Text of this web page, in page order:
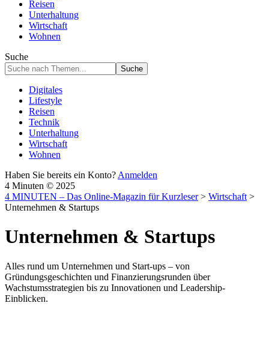
Reisen
Unterhaltung
Wirtschaft
Wohnen
Suche
Digitales
Lifestyle
Reisen
Technik
Unterhaltung
Wirtschaft
Wohnen
Haben Sie bereits ein Konto? Anmelden
4 Minuten © 2025
4 MINUTEN – Das Online-Magazin für Kurzleser> Wirtschaft >
Unternehmen & Startups
Unternehmen & Startups
Alles rund um Unternehmen und Start-ups – von
Gründungsgeschichten und Finanzierungsrunden über
Wachstumsstrategien bis zu Innovationen und Leadership-
Einblicken.